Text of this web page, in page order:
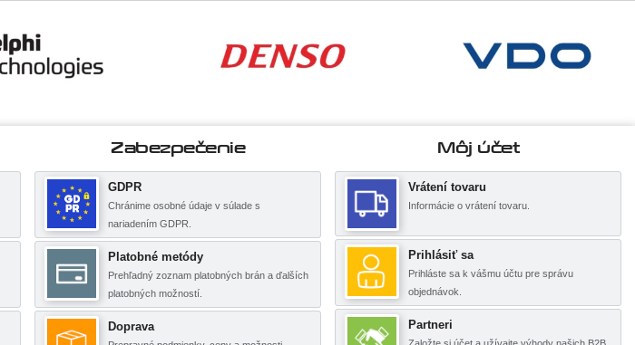
Zabezpečenie
GDPR
Chránime osobné údaje v súlade s
nariadením GDPR.
Platobné metódy
Prehľadný zoznam platobných brán a ďalších
platobných možností.
Doprava
Môj účet
Vrátení tovaru
Informácie o vrátení tovaru.
Prihlásiť sa
Prihláste sa k vášmu účtu pre správu
objednávok.
Partneri